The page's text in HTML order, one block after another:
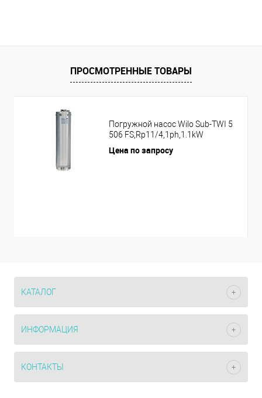
ПРОСМОТРЕННЫЕ ТОВАРЫ
Погружной насос Wilo Sub-TWI 5
506 FS,Rp11/4,1ph,1.1kW
Цена по запросу
КАТАЛОГ
ИНФОРМАЦИЯ
КОНТАКТЫ